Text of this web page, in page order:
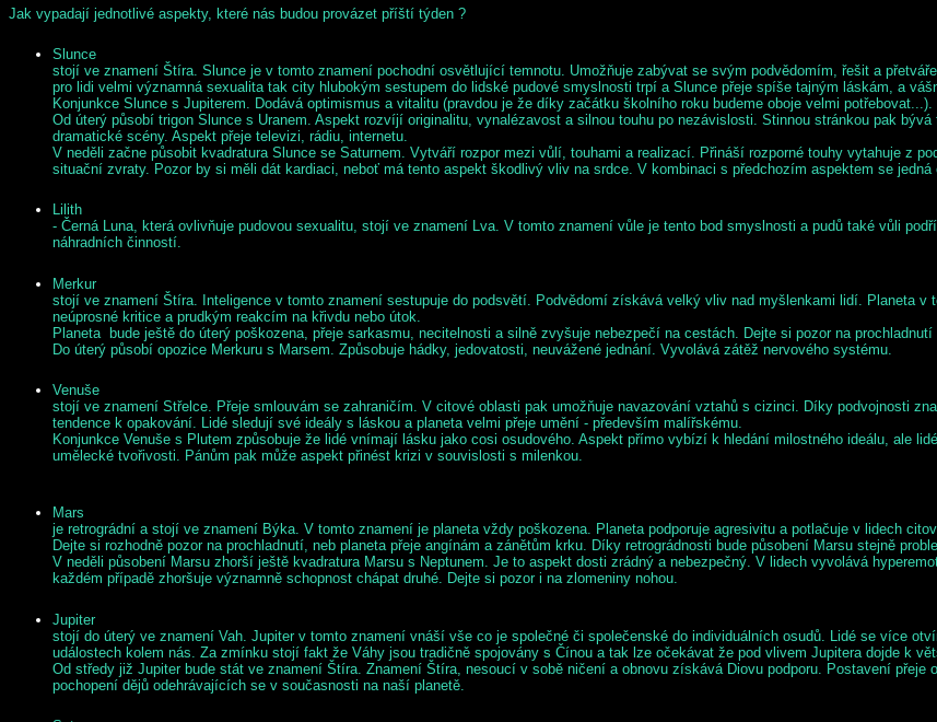
Jak vypadají jednotlivé aspekty, které nás budou provázet příští týden ?
Slunce
stojí ve znamení Štíra. Slunce je v tomto znamení pochodní osvětlující temnotu. Umožňuje zabývat se svým podvědomím, řešit a
pro lidi velmi významná sexualita tak city hlubokým sestupem do lidské pudové smyslnosti trpí a Slunce přeje spíše tajným láskám, a
Konjunkce Slunce s Jupiterem. Dodává optimismus a vitalitu (pravdou je že díky začátku školního roku budeme oboje velmi
Od úterý působí trigon Slunce s Uranem. Aspekt rozvíjí originalitu, vynalézavost a silnou touhu po nezávislosti. Stinnou stránkou pak
dramatické scény. Aspekt přeje televizi, rádiu, internetu.
V neděli začne působit kvadratura Slunce se Saturnem. Vytváří rozpor mezi vůlí, touhami a realizací. Přináší rozporné touhy vytahuje z
situační zvraty. Pozor by si měli dát kardiaci, neboť má tento aspekt škodlivý vliv na srdce. V kombinaci s předchozím aspektem se
Lilith
- Černá Luna, která ovlivňuje pudovou sexualitu, stojí ve znamení Lva. V tomto znamení vůle je tento bod smyslnosti a pudů také vůli
náhradních činností.
Merkur
stojí ve znamení Štíra. Inteligence v tomto znamení sestupuje do podsvětí. Podvědomí získává velký vliv nad myšlenkami lidí. Planeta
neúprosné kritice a prudkým reakcím na křivdu nebo útok.
Planeta bude ještě do úterý poškozena, přeje sarkasmu, necitelnosti a silně zvyšuje nebezpečí na cestách. Dejte si pozor na prochladnutí
Do úterý působí opozice Merkuru s Marsem. Způsobuje hádky, jedovatosti, neuvážené jednání. Vyvolává zátěž nervového systému.
Venuše
stojí ve znamení Střelce. Přeje smlouvám se zahraničím. V citové oblasti pak umožňuje navazování vztahů s cizinci. Díky podvojnosti
tendence k opakování. Lidé sledují své ideály s láskou a planeta velmi přeje umění - především malířskému.
Konjunkce Venuše s Plutem způsobuje že lidé vnímají lásku jako cosi osudového. Aspekt přímo vybízí k hledání milostného ideálu, ale
umělecké tvořivosti. Pánům pak může aspekt přinést krizi v souvislosti s milenkou.
Mars
je retrográdní a stojí ve znamení Býka. V tomto znamení je planeta vždy poškozena. Planeta podporuje agresivitu a potlačuje v lidech
Dejte si rozhodně pozor na prochladnutí, neb planeta přeje angínám a zánětům krku. Díky retrográdnosti bude působení Marsu stejně
V neděli působení Marsu zhorší ještě kvadratura Marsu s Neptunem. Je to aspekt dosti zrádný a nebezpečný. V lidech vyvolává
každém případě zhoršuje významně schopnost chápat druhé. Dejte si pozor i na zlomeniny nohou.
Jupiter
stojí do úterý ve znamení Vah. Jupiter v tomto znamení vnáší vše co je společné či společenské do individuálních osudů. Lidé se více
událostech kolem nás. Za zmínku stojí fakt že Váhy jsou tradičně spojovány s Čínou a tak lze očekávat že pod vlivem Jupitera dojde k
Od středy již Jupiter bude stát ve znamení Štíra. Znamení Štíra, nesoucí v sobě ničení a obnovu získává Diovu podporu. Postavení
pochopení dějů odehrávajících se v současnosti na naší planetě.